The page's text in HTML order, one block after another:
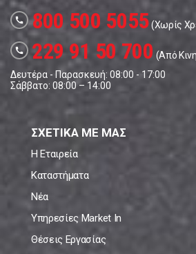
call 800 500 5055(Χωρίς
call 229 91 50 700 (Από
Δευτέρα - Παρασκευή: 08:00 - 17:00
Σάββατο: 08:00 – 14:00
ΣΧΕΤΙΚΑ ΜΕ ΜΑΣ
Η Εταιρεία
Καταστήματα
Νέα
Υπηρεσίες Market In
Θέσεις Εργασίας